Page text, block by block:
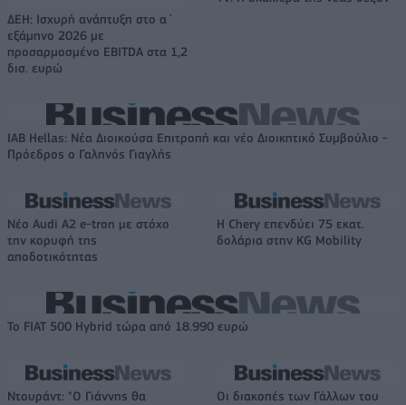
ΔΕΗ: Ισχυρή ανάπτυξη στο α΄
εξάμηνο 2026 με
προσαρμοσμένο EBITDA στα 1,2
δισ. ευρώ
IAB Hellas: Νέα Διοικούσα Επιτροπή και νέο Διοικητικό Συμβούλιο -
Πρόεδρος ο Γαληνός Γιαγλής
Νέο Audi A2 e-tron με στόχο
την κορυφή της
αποδοτικότητας
Η Chery επενδύει 75 εκατ.
δολάρια στην KG Mobility
Το FIAT 500 Hybrid τώρα από 18.990 ευρώ
Ντουράντ: "Ο Γιάννης θα
Οι διακοπές των Γάλλων του